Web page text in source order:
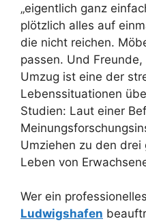
„eigentlich ganz
plötzlich alles auf
die nicht reichen.
passen. Und
Umzug ist eine der
Lebenssituationen
Studien: Laut einer
Umziehen zu den drei
Leben von
Wer ein professionelles
Ludwigshafen